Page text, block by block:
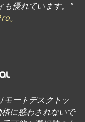
も優れています。"
。
モートデスクトッ
に惑わされないで